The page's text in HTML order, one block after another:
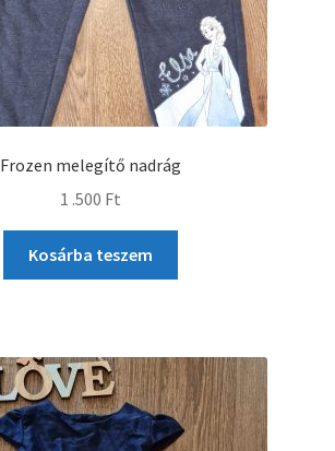
Frozen melegítő nadrág
1 .500 Ft
Kosárba teszem